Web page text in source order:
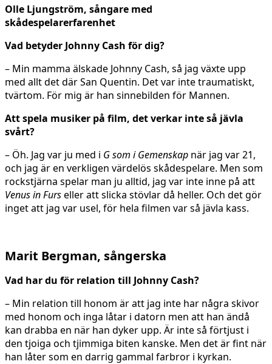
Olle Ljungström, sångare med
skådespelarerfarenhet
Vad betyder Johnny Cash för dig?
– Min mamma älskade Johnny Cash, så jag växte upp
med allt det där San Quentin. Det var inte traumatiskt,
tvärtom. För mig är han sinnebilden för Mannen.
Att spela musiker på film, det verkar inte så jävla
svårt?
– Öh. Jag var ju med i G som i Gemenskap när jag var 21,
och jag är en verkligen värdelös skådespelare. Men som
rockstjärna spelar man ju alltid, jag var inte inne på att
Venus in Furseller att slicka stövlar då heller. Och det gör
inget att jag var usel, för hela filmen var så jävla kass.
Marit Bergman, sångerska
Vad har du för relation till Johnny Cash?
– Min relation till honom är att jag inte har några skivor
med honom och inga låtar i datorn men att han ändå
kan drabba en när han dyker upp. Är inte så förtjust i
den tjoiga och tjimmiga biten kanske. Men det är fint när
han låter som en darrig gammal farbror i kyrkan.